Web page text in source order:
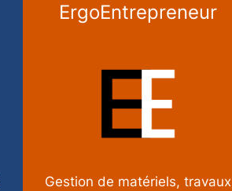
ErgoEntrepreneur
Gestion de matériels, travaux